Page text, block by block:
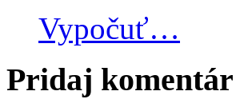
Vypočuť…
Pridaj komentár